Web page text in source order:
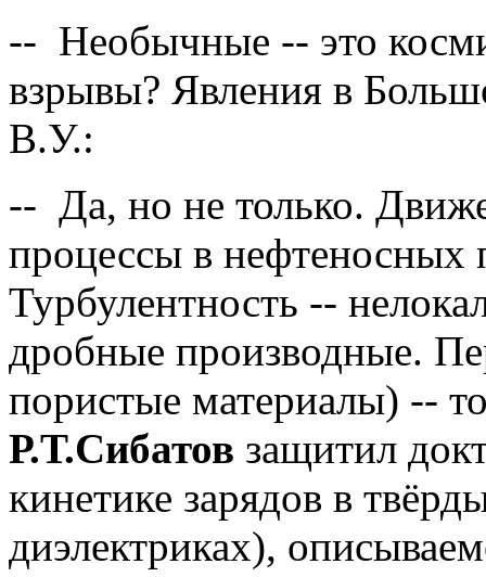
-- Необычные -- это
взрывы? Явления в
В.У.:
-- Да, но не только.
процессы в нефтеносных
Турбулентность --
дробные производные.
пористые материалы) --
Р.Т.Сибатов защитил
кинетике зарядов в
диэлектриках),